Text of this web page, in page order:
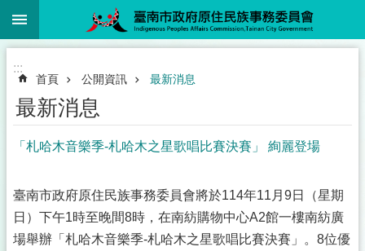
跳到主要內容區塊
:::
首頁 公開資訊 最新消息
最新消息
「札哈木音樂季-札哈木之星歌唱比賽決賽」 絢麗登場
臺南市政府原住民族事務委員會將於114年11月9日（星期
日）下午1時至晚間8時，在南紡購物中心A2館一樓南紡廣
場舉辦「札哈木音樂季-札哈木之星歌唱比賽決賽」。8位優